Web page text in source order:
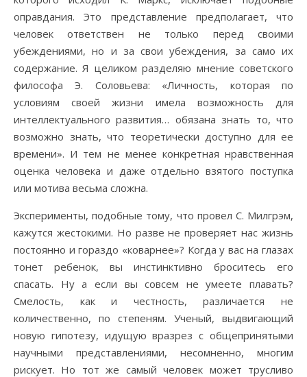
оправдания. Это представление предполагает, что
человек ответствен не только перед своими
убеждениями, но и за свои убеждения, за само их
содержание. Я целиком разделяю мнение советского
философа Э. Соловьева: «Личность, которая по
условиям своей жизни имела возможность для
интеллектуального развития… обязана знать то, что
возможно знать, что теоретически доступно для ее
времени». И тем не менее конкретная нравственная
оценка человека и даже отдельно взятого поступка
или мотива весьма сложна.
Эксперименты, подобные тому, что провел С. Милгрэм,
кажутся жестокими. Но разве не проверяет нас жизнь
постоянно и гораздо «коварнее»? Когда у вас на глазах
тонет ребенок, вы инстинктивно броситесь его
спасать. Ну а если вы совсем не умеете плавать?
Смелость, как и честность, различается не
количественно, по степеням. Ученый, выдвигающий
новую гипотезу, идущую вразрез с общепринятыми
научными представлениями, несомненно, многим
рискует. Но тот же самый человек может трусливо